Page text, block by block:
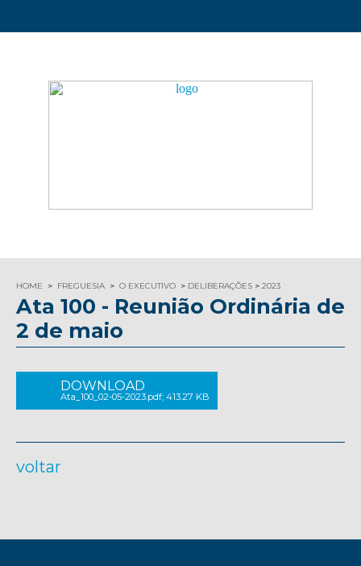
HOME FREGUESIA O EXECUTIVO DELIBERAÇÕES 2023
Ata 100 - Reunião Ordinária de
2 de maio
DOWNLOAD
Ata_100_02-05-2023.pdf; 413.27 KB
voltar